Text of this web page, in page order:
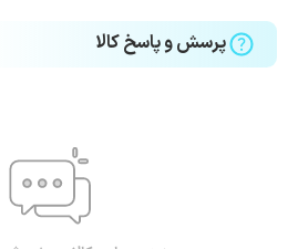
پرسش و پاسخ کالا